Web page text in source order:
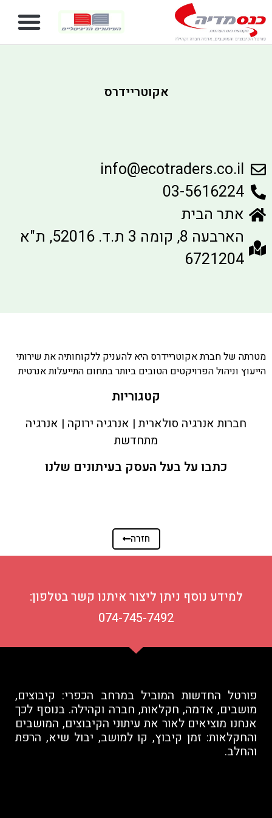
אקוטריידרס
info@ecotraders.co.il
03-5616224
אתר הבית
הארבעה 8, קומה 3 ת.ד. 52016, ת"א
6721204
מטרתה של חברת אקוטריידרס היא להעניק ללקוחותיה את שירותי
הייעוץ וניהול הפרויקטים הטובים ביותר בתחום התייעלות אנרטית
קטגוריות
חברות אנרגיה סולארית | אנרגיה ירוקה | אנרגיה
מתחדשת
כתבו על בעל העסק בעיתונים שלנו
חזרה
למידע נוסף ניתן ליצור איתנו קשר בטלפון:
074-745-7492
פורטל החדשות המוביל במרחב הכפרי: קיבוצים,
מושבים, אדמה, חקלאות, חברה וקהילה. בנוסף לכך
אנחנו מוציאים לאור את עיתוני הקיבוצים, המושבים
והחקלאות: זמן קיבוץ, קו למושב, יבול שיא, הרפת
והחלב.